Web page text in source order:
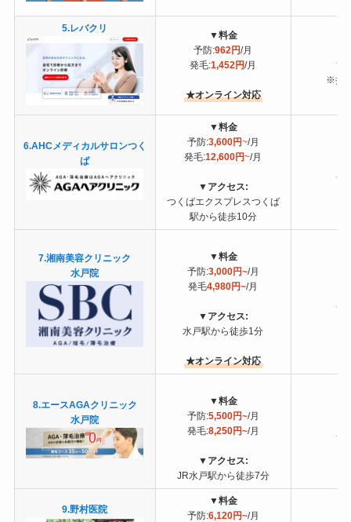
5.レバクリ
▼料金
予防:962円/月
発毛:1,452円/月
★オンライン対応
※提
6.AHCメディカルサロンつく
ば
▼料金
予防:3,600円~/月
発毛:12,600円~/月
▼ アクセス:
つくばエクスプレスつくば
駅から徒歩10分
7.湘南美容クリニック
水戸院
▼料金
予防:3,000円~/月
発毛4,980円~/月
▼ アクセス:
水戸駅から徒歩1分
★オンライン対応
8.エースAGAクリニック
水戸院
▼料金
予防:5,500円~/月
発毛:8,250円~/月
▼ アクセス:
JR水戸駅から徒歩7分
9.野村医院
▼料金
予防:6,120円~/月